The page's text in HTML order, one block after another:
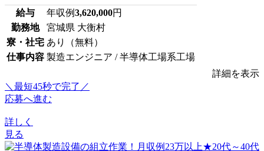
給与 年収例3,620,000円
勤務地
宮城県 大衡村
寮・社宅 あり（無料）
仕事内容 製造エンジニア / 半導体工場系工場
詳細を表示
＼最短45秒で完了／
応募へ進む
詳しく
見る